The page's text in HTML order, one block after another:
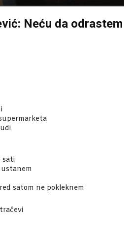
Neću da odrastem
sati
satom ne pokleknem